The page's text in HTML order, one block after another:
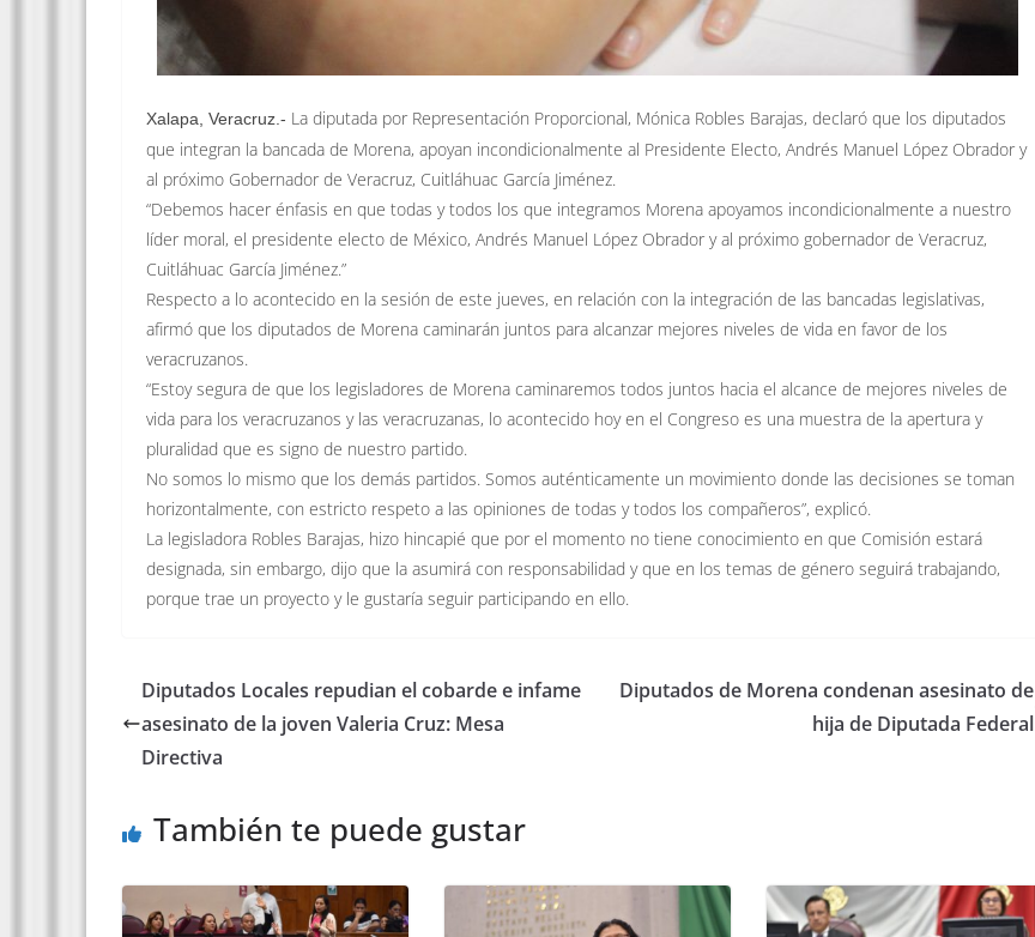
Xalapa, Veracruz.- La diputada por Representación Proporcional, Mónica Robles Barajas, declaró que los diputados
que integran la bancada de Morena, apoyan incondicionalmente al Presidente Electo, Andrés Manuel López Obrador y
al próximo Gobernador de Veracruz, Cuitláhuac García Jiménez.
“Debemos hacer énfasis en que todas y todos los que integramos Morena apoyamos incondicionalmente a nuestro
líder moral, el presidente electo de México, Andrés Manuel López Obrador y al próximo gobernador de Veracruz,
Cuitláhuac García Jiménez.”
Respecto a lo acontecido en la sesión de este jueves, en relación con la integración de las bancadas legislativas,
afirmó que los diputados de Morena caminarán juntos para alcanzar mejores niveles de vida en favor de los
veracruzanos.
“Estoy segura de que los legisladores de Morena caminaremos todos juntos hacia el alcance de mejores niveles de
vida para los veracruzanos y las veracruzanas, lo acontecido hoy en el Congreso es una muestra de la apertura y
pluralidad que es signo de nuestro partido.
No somos lo mismo que los demás partidos. Somos auténticamente un movimiento donde las decisiones se toman
horizontalmente, con estricto respeto a las opiniones de todas y todos los compañeros”, explicó.
La legisladora Robles Barajas, hizo hincapié que por el momento no tiene conocimiento en que Comisión estará
designada, sin embargo, dijo que la asumirá con responsabilidad y que en los temas de género seguirá trabajando,
porque trae un proyecto y le gustaría seguir participando en ello.
Diputados Locales repudian el cobarde e infame
asesinato de la joven Valeria Cruz: Mesa
Directiva
Diputados de Morena condenan asesinato de
hija de Diputada Federal
También te puede gustar